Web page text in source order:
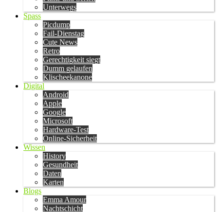
Unterwegs
Spass
Picdump
Fail-Dienstag
Cute News
Retro
Gerechtigkeit siegt
Dumm gelaufen
Klischeekanone
Digital
Android
Apple
Google
Microsoft
Hardware-Test
Online-Sicherheit
Wissen
History
Gesundheit
Daten
Karten
Blogs
Emma Amour
Nachtschicht